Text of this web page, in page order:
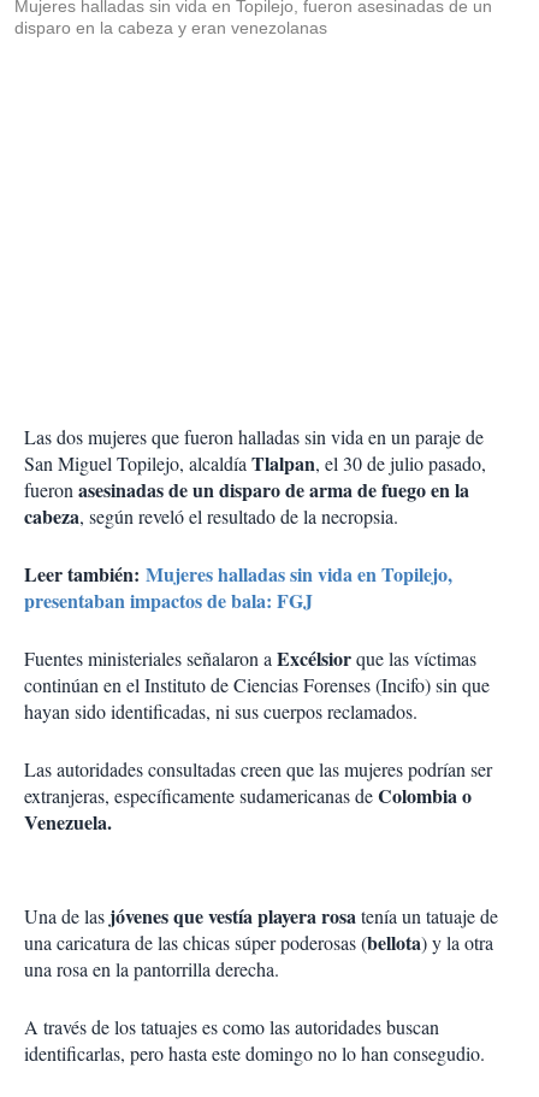
Mujeres halladas sin vida en Topilejo, fueron asesinadas de un
disparo en la cabeza y eran venezolanas
Las dos mujeres que fueron halladas sin vida en un paraje de
San Miguel Topilejo, alcaldíaTlalpan, el 30 de julio pasado,
fueronasesinadas de un disparo de arma de fuego en la
cabeza, según reveló el resultado de la necropsia.
Leer también: Mujeres halladas sin vida en Topilejo,
presentaban impactos de bala: FGJ
Fuentes ministeriales señalaron aExcélsiorque las víctimas
continúan en el Instituto de Ciencias Forenses (Incifo) sin que
hayan sido identificadas, ni sus cuerpos reclamados.
Las autoridades consultadas creen que las mujeres podrían ser
extranjeras, específicamente sudamericanas deColombia o
Venezuela.
Una de las jóvenes que vestía playera rosatenía un tatuaje de
una caricatura de las chicas súper poderosas (bellota) y la otra
una rosa en la pantorrilla derecha.
A través de los tatuajes es como las autoridades buscan
identificarlas, pero hasta este domingo no lo han consegudio.